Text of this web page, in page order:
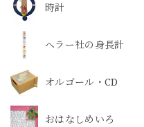
時計
ヘラー社の身長計
オルゴール・CD
おはなしめいろ